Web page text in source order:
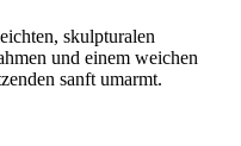
skulpturalen
und einem weichen
sanft umarmt.